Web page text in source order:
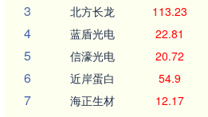
3 北方长龙 113.23
4 蓝盾光电 22.81
5 信濠光电 20.72
6 近岸蛋白 54.9
7 海正生材 12.17